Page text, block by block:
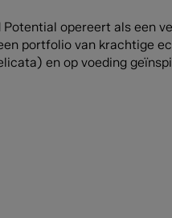
opereert als een
portfolio van krachtige
en op voeding